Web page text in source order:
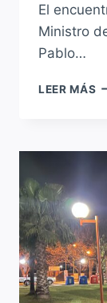
El
Ministro
Pablo…
LEER MÁS